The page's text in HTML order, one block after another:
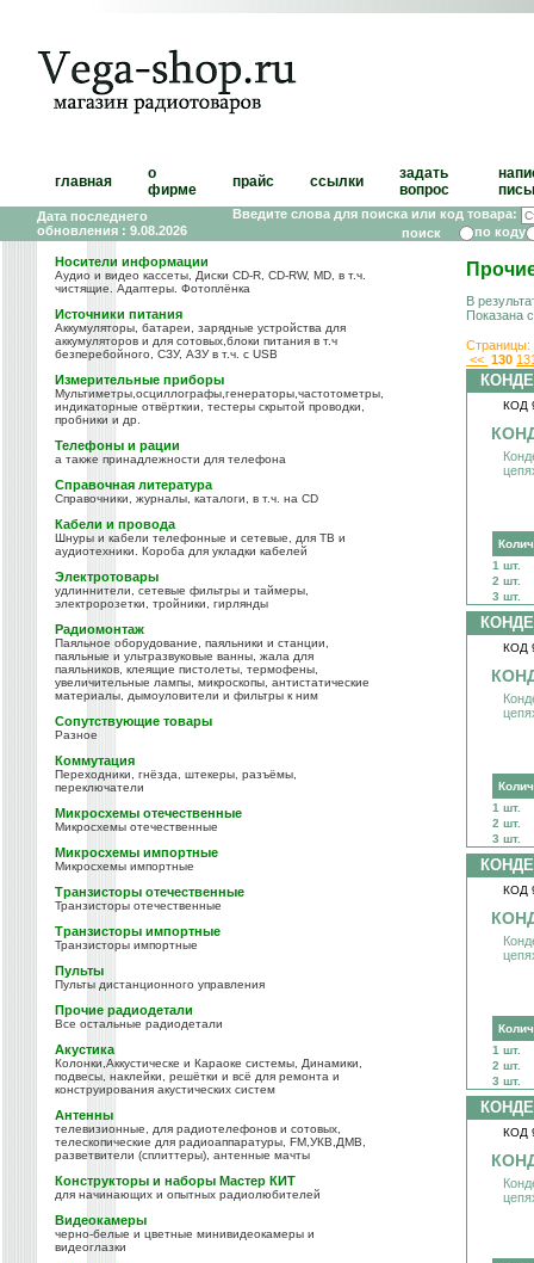
главная
о
фирме
прайс ссылки
задать
вопрос
Дата последнего
обновления : 9.08.2026
Введите слова для поиска или код товара:
по коду
Носители информации
Аудио и видео кассеты, Диски CD-R, CD-RW, MD, в т.ч.
чистящие. Адаптеры. Фотоплёнка
Источники питания
Аккумуляторы, батареи, зарядные устройства для
аккумуляторов и для сотовых,блоки питания в т.ч
безперебойного, СЗУ, АЗУ в т.ч. с USB
Измерительные приборы
Мультиметры,осциллографы,генераторы,частотометры,
индикаторные отвёрткии, тестеры скрытой проводки,
пробники и др.
Телефоны и рации
а также принадлежности для телефона
Справочная литература
Справочники, журналы, каталоги, в т.ч. на CD
Кабели и провода
Шнуры и кабели телефонные и сетевые, для ТВ и
аудиотехники. Короба для укладки кабелей
Электротовары
удлиннители, сетевые фильтры и таймеры,
электророзетки, тройники, гирлянды
Радиомонтаж
Паяльное оборудование, паяльники и станции,
паяльные и ультразвуковые ванны, жала для
паяльников, клеящие пистолеты, термофены,
увеличительные лампы, микроскопы, антистатические
материалы, дымоуловители и фильтры к ним
Сопутствующие товары
Разное
Коммутация
Переходники, гнёзда, штекеры, разъёмы,
переключатели
Микросхемы отечественные
Микросхемы отечественные
Микросхемы импортные
Микросхемы импортные
Транзисторы отечественные
Транзисторы отечественные
Транзисторы импортные
Транзисторы импортные
Пульты
Пульты дистанционного управления
Прочие радиодетали
Все остальные радиодетали
Акустика
Колонки,Аккустическе и Караоке системы, Динамики,
подвесы, наклейки, решётки и всё для ремонта и
конструирования акустических систем
Антенны
телевизионные, для радиотелефонов и сотовых,
телескопические для радиоаппаратуры, FM,УКВ,ДМВ,
разветвители (сплиттеры), антенные мачты
Конструкторы и наборы Мастер КИТ
для начинающих и опытных радиолюбителей
Видеокамеры
черно-белые и цветные минивидеокамеры и
видеоглазки
В
Показана
Страницы:
<< 130
КОД
1 шт.
2 шт.
3 шт.
КОД
1 шт.
2 шт.
3 шт.
КОД
1 шт.
2 шт.
3 шт.
КОД